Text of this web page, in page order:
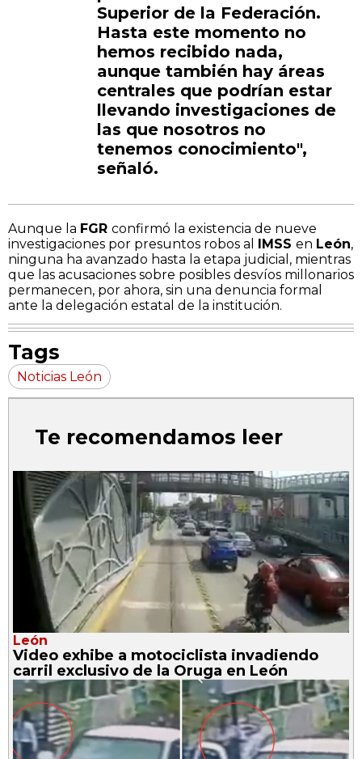
Superior de la Federación.
Hasta este momento no
hemos recibido nada,
aunque también hay áreas
centrales que podrían estar
llevando investigaciones de
las que nosotros no
tenemos conocimiento",
señaló.
Aunque la FGR confirmó la existencia de nueve
investigaciones por presuntos robos al IMSS en León,
ninguna ha avanzado hasta la etapa judicial, mientras
que las acusaciones sobre posibles desvíos millonarios
permanecen, por ahora, sin una denuncia formal
ante la delegación estatal de la institución.
Tags
Noticias León
Te recomendamos leer
León
Video exhibe a motociclista invadiendo
carril exclusivo de la Oruga en León